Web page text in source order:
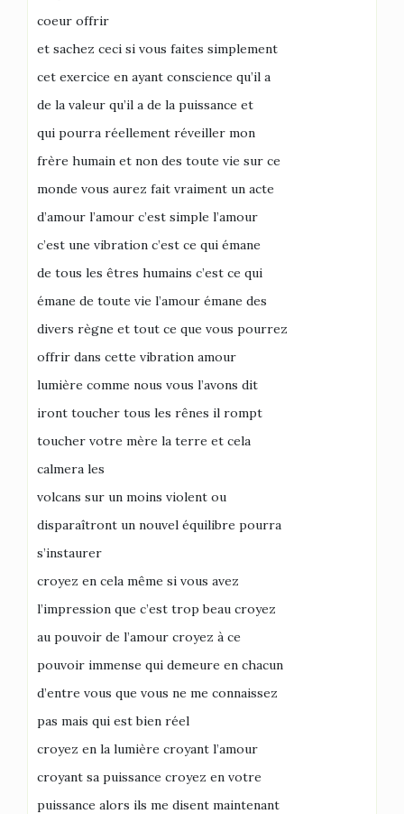
coeur offrir
et sachez ceci si vous faites simplement
cet exercice en ayant conscience qu’il a
de la valeur qu’il a de la puissance et
qui pourra réellement réveiller mon
frère humain et non des toute vie sur ce
monde vous aurez fait vraiment un acte
d’amour l’amour c’est simple l’amour
c’est une vibration c’est ce qui émane
de tous les êtres humains c’est ce qui
émane de toute vie l’amour émane des
divers règne et tout ce que vous pourrez
offrir dans cette vibration amour
lumière comme nous vous l’avons dit
iront toucher tous les rênes il rompt
toucher votre mère la terre et cela
calmera les
volcans sur un moins violent ou
disparaîtront un nouvel équilibre pourra
s’instaurer
croyez en cela même si vous avez
l’impression que c’est trop beau croyez
au pouvoir de l’amour croyez à ce
pouvoir immense qui demeure en chacun
d’entre vous que vous ne me connaissez
pas mais qui est bien réel
croyez en la lumière croyant l’amour
croyant sa puissance croyez en votre
puissance alors ils me disent maintenant